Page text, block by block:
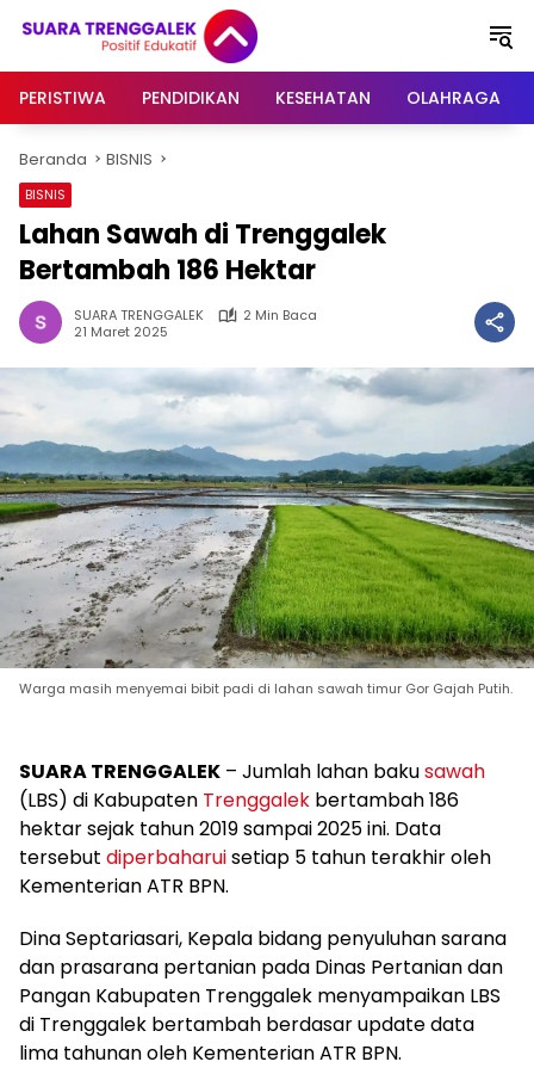
PERISTIWA
PENDIDIKAN KESEHATAN OLAHRAGA
Beranda BISNIS
BISNIS
Lahan Sawah di Trenggalek
Bertambah 186 Hektar
SUARA TRENGGALEK
2 Min Baca
21 Maret 2025
Warga masih menyemai bibit padi di lahan sawah timur Gor Gajah Putih.
SUARA TRENGGALEK – Jumlah lahan bakusawah
(LBS) di Kabupaten Trenggalek bertambah 186
hektar sejak tahun 2019 sampai 2025 ini. Data
tersebut diperbaharuisetiap 5 tahun terakhir oleh
Kementerian ATR BPN.
Dina Septariasari, Kepala bidang penyuluhan sarana
dan prasarana pertanian pada Dinas Pertanian dan
Pangan Kabupaten Trenggalek menyampaikan LBS
di Trenggalek bertambah berdasar update data
lima tahunan oleh Kementerian ATR BPN.